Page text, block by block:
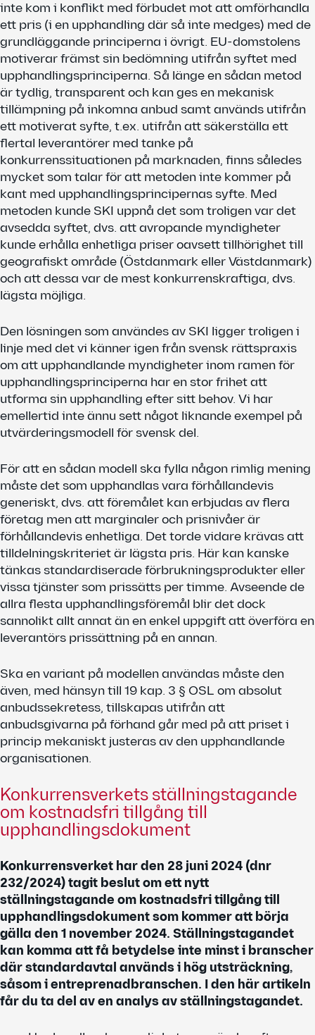
inte kom i konflikt med förbudet mot att omförhandla
ett pris (i en upphandling där så inte medges) med de
grundläggande principerna i övrigt. EU-domstolens
motiverar främst sin bedömning utifrån syftet med
upphandlingsprinciperna. Så länge en sådan metod
är tydlig, transparent och kan ges en mekanisk
tillämpning på inkomna anbud samt används utifrån
ett motiverat syfte, t.ex. utifrån att säkerställa ett
flertal leverantörer med tanke på
konkurrenssituationen på marknaden, finns således
mycket som talar för att metoden inte kommer på
kant med upphandlingsprincipernas syfte. Med
metoden kunde SKI uppnå det som troligen var det
avsedda syftet, dvs. att avropande myndigheter
kunde erhålla enhetliga priser oavsett tillhörighet till
geografiskt område (Östdanmark eller Västdanmark)
och att dessa var de mest konkurrenskraftiga, dvs.
lägsta möjliga.
Den lösningen som användes av SKI ligger troligen i
linje med det vi känner igen från svensk rättspraxis
om att upphandlande myndigheter inom ramen för
upphandlingsprinciperna har en stor frihet att
utforma sin upphandling efter sitt behov. Vi har
emellertid inte ännu sett något liknande exempel på
utvärderingsmodell för svensk del.
För att en sådan modell ska fylla någon rimlig mening
måste det som upphandlas vara förhållandevis
generiskt, dvs. att föremålet kan erbjudas av flera
företag men att marginaler och prisnivåer är
förhållandevis enhetliga. Det torde vidare krävas att
tilldelningskriteriet är lägsta pris. Här kan kanske
tänkas standardiserade förbrukningsprodukter eller
vissa tjänster som prissätts per timme. Avseende de
allra flesta upphandlingsföremål blir det dock
sannolikt allt annat än en enkel uppgift att överföra en
leverantörs prissättning på en annan.
Ska en variant på modellen användas måste den
även, med hänsyn till 19 kap. 3 § OSL om absolut
anbudssekretess, tillskapas utifrån att
anbudsgivarna på förhand går med på att priset i
princip mekaniskt justeras av den upphandlande
organisationen.
Konkurrensverkets ställningstagande
om kostnadsfri tillgång till
upphandlingsdokument
Konkurrensverket har den 28 juni 2024 (dnr
232/2024) tagit beslut om ett nytt
ställningstagande om kostnadsfri tillgång till
upphandlingsdokument som kommer att börja
gälla den 1 november 2024. Ställningstagandet
kan komma att få betydelse inte minst i branscher
där standardavtal används i hög utsträckning,
såsom i entreprenadbranschen. I den här artikeln
får du ta del av en analys av ställningstagandet.